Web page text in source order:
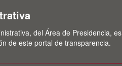
del Área de Presidencia, es
de este portal de transparencia.